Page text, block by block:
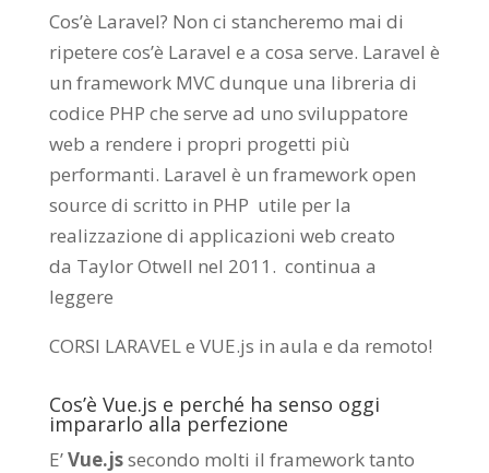
Cos’è Laravel? Non ci stancheremo mai di
ripetere cos’è Laravel e a cosa serve. Laravel è
un framework MVC dunque una libreria di
codice PHP che serve ad uno sviluppatore
web a rendere i propri progetti più
performanti. Laravel è un framework open
source di scritto in PHP utile per la
realizzazione di applicazioni web creato
da Taylor Otwell nel 2011. continua a
leggere
CORSI LARAVEL e VUE.js in aula e da remoto!
Cos’è Vue.js e perché ha senso oggi
impararlo alla perfezione
E’Vue.jssecondo molti il framework tanto